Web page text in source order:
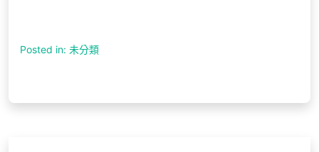
Posted in: 未分類